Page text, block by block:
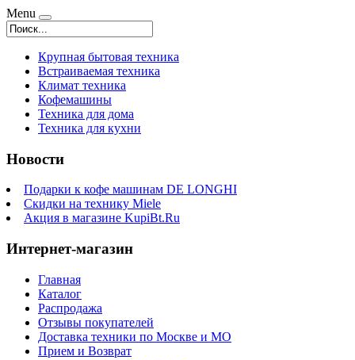
Menu
Крупная бытовая техника
Встраиваемая техника
Климат техника
Кофемашины
Техника для дома
Техника для кухни
Новости
Подарки к кофе машинам DE LONGHI
Скидки на технику Miele
Акция в магазине KupiBt.Ru
Интернет-магазин
Главная
Каталог
Распродажа
Отзывы покупателей
Доставка техники по Москве и МО
Прием и Возврат